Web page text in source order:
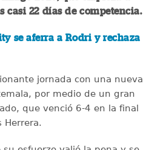
casi 22 días de competencia.
se aferra a Rodri y rechaza
jornada con una nueva
por medio de un gran
que venció 6-4 en la final
Herrera.